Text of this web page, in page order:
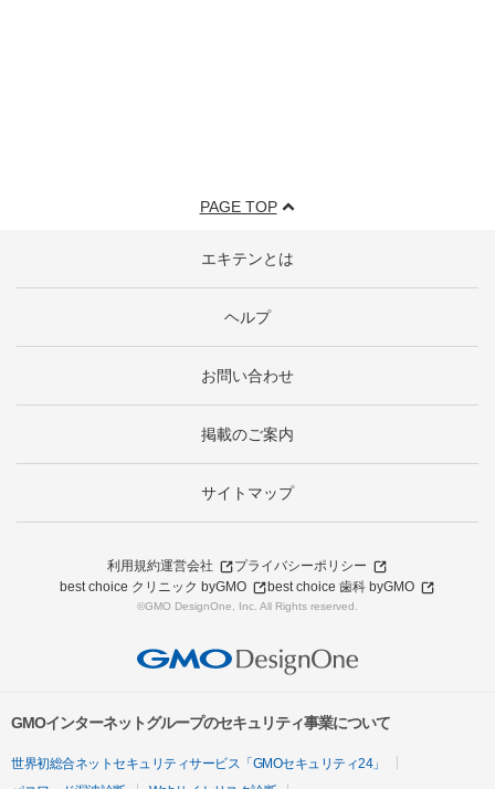
PAGE TOP
エキテンとは
ヘルプ
お問い合わせ
掲載のご案内
サイトマップ
利用規約運営会社
プライバシーポリシー
best choice クリニック byGMO
best choice 歯科 byGMO
©GMO DesignOne, Inc. All Rights reserved.
GMOインターネットグループのセキュリティ事業について
世界初総合ネットセキュリティサービス「GMOセキュリティ24」